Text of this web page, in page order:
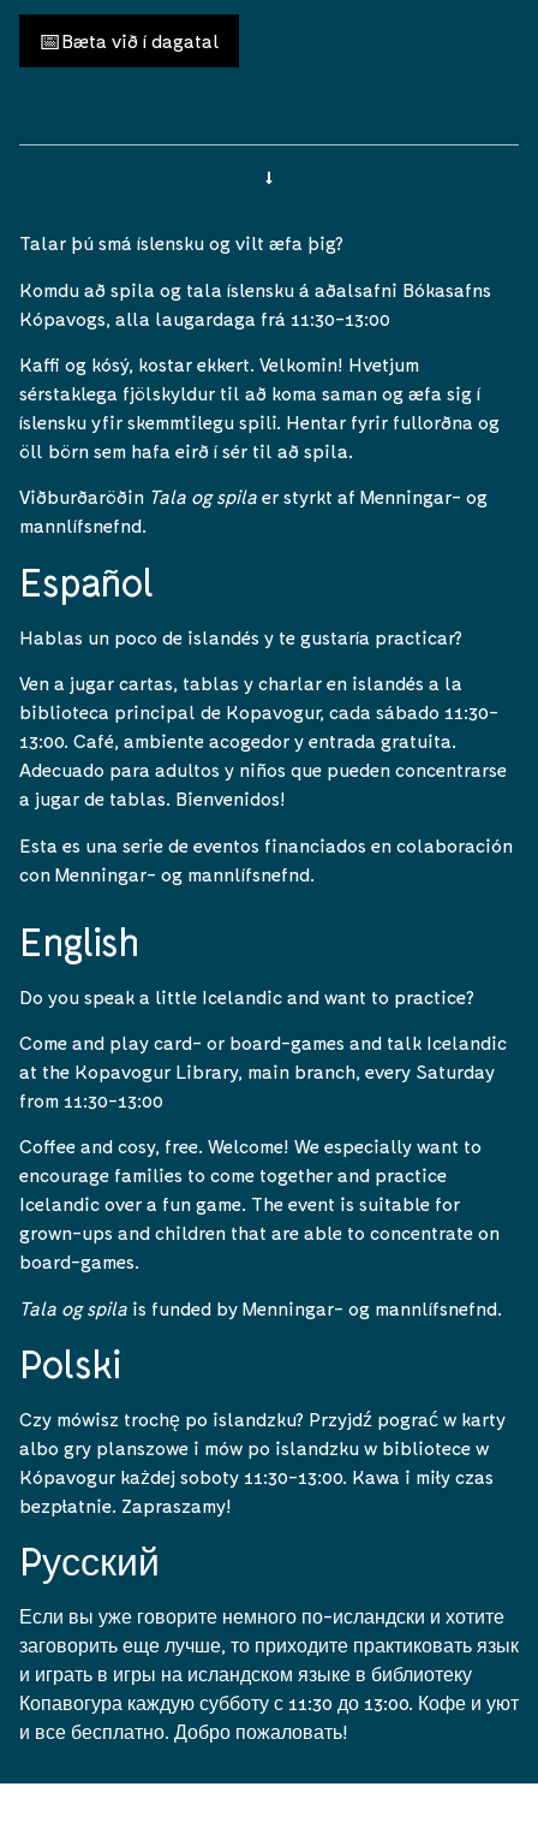
📅Bæta við í dagatal
Talar þú smá íslensku og vilt æfa þig?
Komdu að spila og tala íslensku á aðalsafni Bókasafns
Kópavogs, alla laugardaga frá 11:30-13:00
Kaffi og kósý, kostar ekkert. Velkomin! Hvetjum
sérstaklega fjölskyldur til að koma saman og æfa sig í
íslensku yfir skemmtilegu spili. Hentar fyrir fullorðna og
öll börn sem hafa eirð í sér til að spila.
Viðburðaröðin Tala og spila er styrkt af Menningar- og
mannlífsnefnd.
Español
Hablas un poco de islandés y te gustaría practicar?
Ven a jugar cartas, tablas y charlar en islandés a la
biblioteca principal de Kopavogur, cada sábado 11:30-
13:00. Café, ambiente acogedor y entrada gratuita.
Adecuado para adultos y niños que pueden concentrarse
a jugar de tablas. Bienvenidos!
Esta es una serie de eventos financiados en colaboración
con Menningar- og mannlífsnefnd.
English
Do you speak a little Icelandic and want to practice?
Come and play card- or board-games and talk Icelandic
at the Kopavogur Library, main branch, every Saturday
from 11:30-13:00
Coffee and cosy, free. Welcome! We especially want to
encourage families to come together and practice
Icelandic over a fun game. The event is suitable for
grown-ups and children that are able to concentrate on
board-games.
Tala og spila is funded by Menningar- og mannlífsnefnd.
Polski
Czy mówisz trochę po islandzku? Przyjdź pograć w karty
albo gry planszowe i mów po islandzku w bibliotece w
Kópavogur każdej soboty 11:30-13:00. Kawa i miły czas
bezpłatnie. Zapraszamy!
Pусский
Если вы уже говорите немного по-исландски и хотите
заговорить еще лучше, то приходите практиковать язык
и играть в игры на исландском языке в библиотеку
Копавогура каждую субботу с 11:30 до 13:00. Кофе и уют
и все бесплатно. Добро пожаловать!